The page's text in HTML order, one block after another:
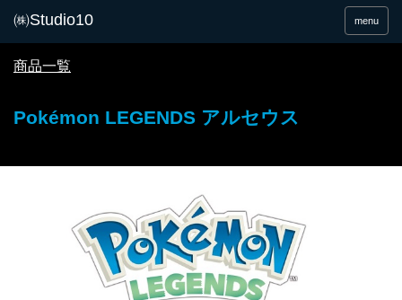
menu
商品一覧
Pokémon LEGENDS アルセウス